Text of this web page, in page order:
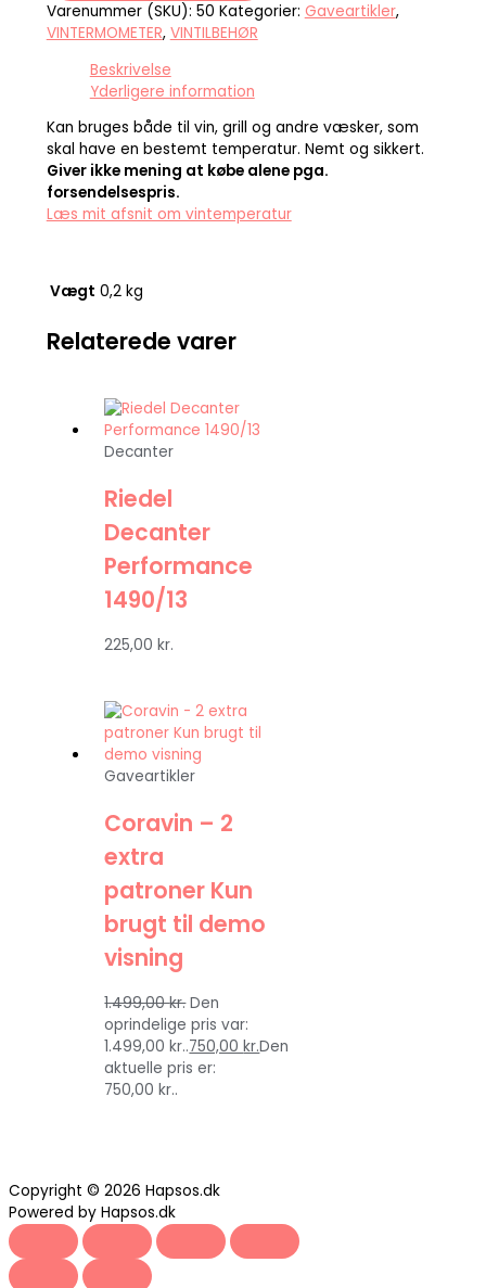
Varenummer (SKU): 50 Kategorier: Gaveartikler,
VINTERMOMETER, VINTILBEHØR
Beskrivelse
Yderligere information
Kan bruges både til vin, grill og andre væsker, som
skal have en bestemt temperatur. Nemt og sikkert.
Giver ikke mening at købe alene pga.
forsendelsespris.
Læs mit afsnit om vintemperatur
Vægt 0,2 kg
Relaterede varer
Decanter
Riedel
Decanter
Performance
1490/13
225,00kr.
Gaveartikler
Coravin – 2
extra
patroner Kun
brugt til demo
visning
1.499,00kr. Den
oprindelige pris var:
1.499,00 kr..750,00kr.Den
aktuelle pris er:
750,00 kr..
Copyright © 2026 Hapsos.dk
Powered by Hapsos.dk